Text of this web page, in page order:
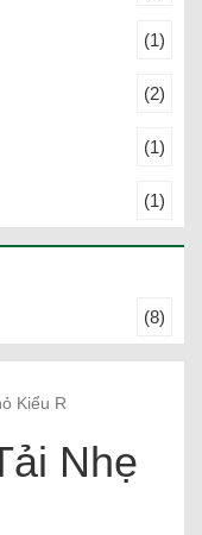
(1)
(2)
(1)
(1)
(8)
Kiểu R
Nhẹ